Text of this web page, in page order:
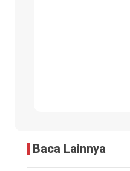
Baca Lainnya